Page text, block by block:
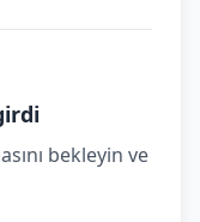
bekleyin ve